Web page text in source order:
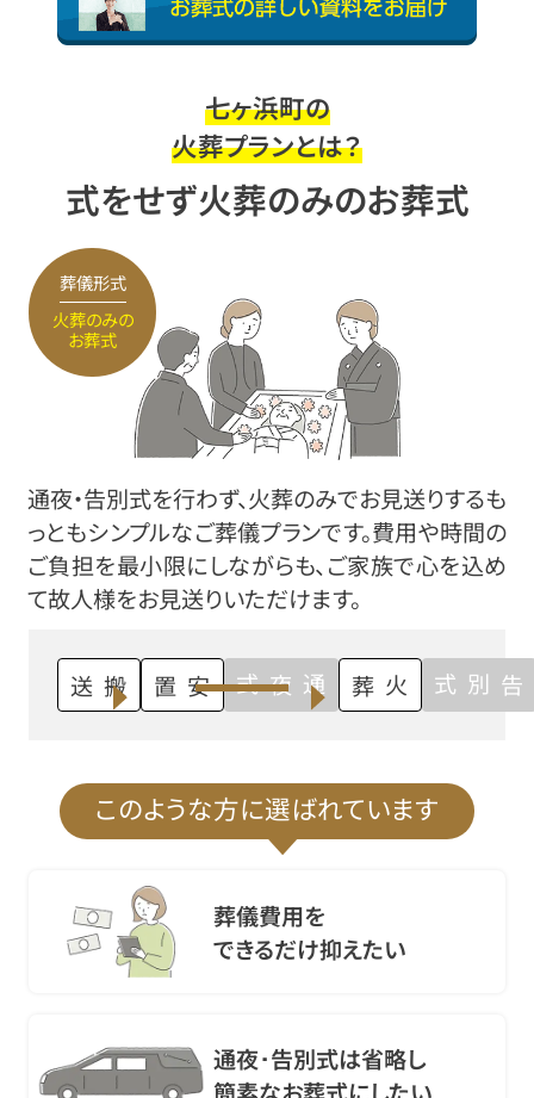
七ヶ浜町の
火葬プランとは？
式をせず火葬のみのお葬式
葬儀形式
火葬のみの
お葬式
通夜・告別式を行わず、火葬のみでお見送りするも
っともシンプルなご葬儀プランです。費用や時間の
ご負担を最小限にしながらも、ご家族で心を込め
て故人様をお見送りいただけます。
搬送 安置 通夜式 火葬 告別式
このような方に選ばれています
葬儀費用を
できるだけ抑えたい
通夜･告別式は省略し